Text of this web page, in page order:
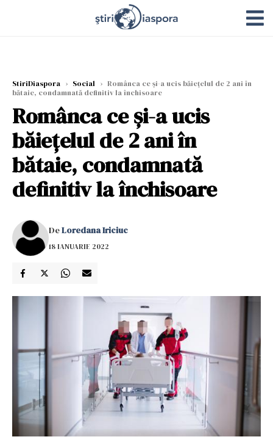
StiriDiaspora › Social › Românca ce şi-a ucis băiețelul de 2 ani în
bătaie, condamnată definitiv la închisoare
Românca ce şi-a ucis
băiețelul de 2 ani în
bătaie, condamnată
definitiv la închisoare
DeLoredana Iriciuc
18 IANUARIE 2022